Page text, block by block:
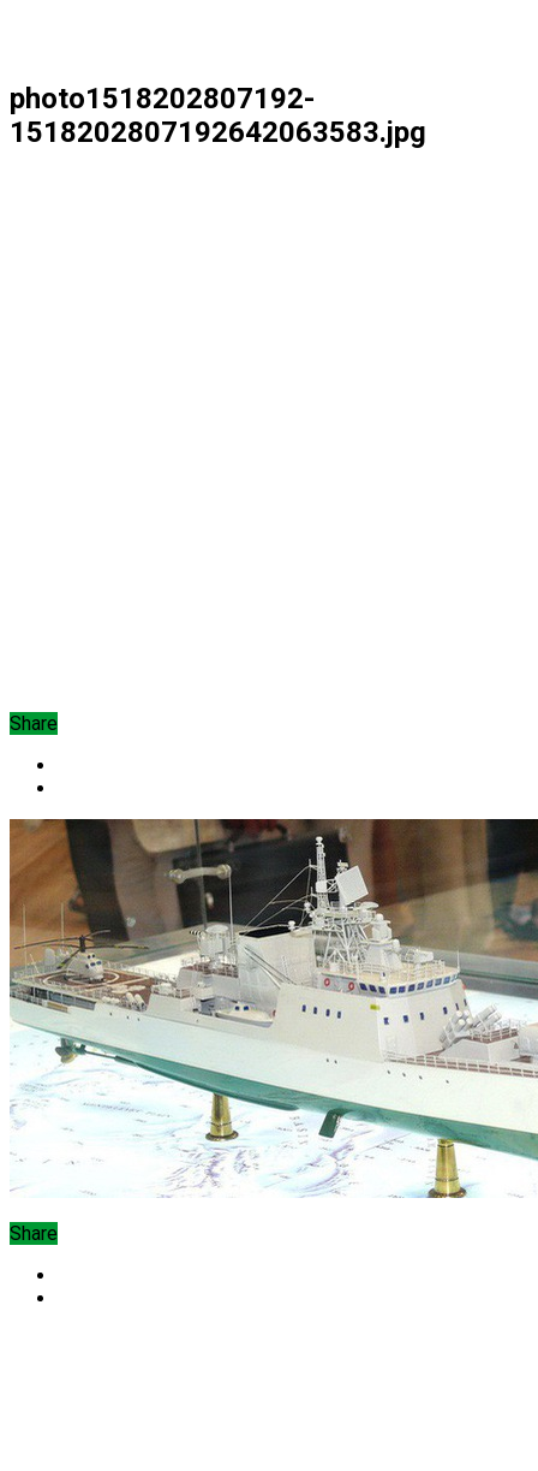
photo1518202807192-
1518202807192642063583.jpg
Share
Share